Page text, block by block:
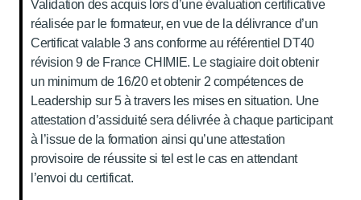
Validation des acquis lors d’une évaluation certificative
réalisée par le formateur, en vue de la délivrance d’un
Certificat valable 3 ans conforme au référentiel DT40
révision 9 de France CHIMIE. Le stagiaire doit obtenir
un minimum de 16/20 et obtenir 2 compétences de
Leadership sur 5 à travers les mises en situation. Une
attestation d’assiduité sera délivrée à chaque participant
à l’issue de la formation ainsi qu’une attestation
provisoire de réussite si tel est le cas en attendant
l’envoi du certificat.